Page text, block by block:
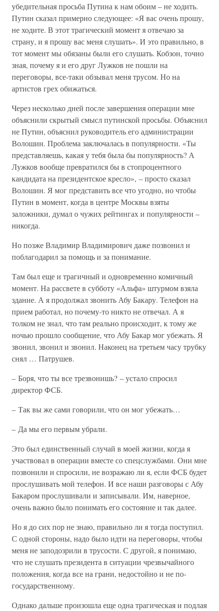
убедительная просьба Путина к нам обоим – не ходить.
Путин сказал примерно следующее: «Я вас очень прошу,
не ходите. В этот трагический момент я отвечаю за
страну, и я прошу вас меня слушать». И это правильно, в
тот момент мы обязаны были его слушать. Кобзон, точно
зная, почему я и его друг Лужков не пошли на
переговоры, все-таки обзывал меня трусом. Но на
артистов грех обижаться.
Через несколько дней после завершения операции мне
объяснили скрытый смысл путинской просьбы. Объяснил
не Путин, объяснил руководитель его администрации
Волошин. Проблема заключалась в популярности. «Ты
представляешь, какая у тебя была бы популярность? А
Лужков вообще превратился бы в стопроцентного
кандидата на президентское кресло», – просто сказал
Волошин. Я мог представить все что угодно, но чтобы
Путин в момент, когда в центре Москвы взяты
заложники, думал о чужих рейтингах и популярности –
никогда.
Но позже Владимир Владимирович даже позвонил и
поблагодарил за помощь и за понимание.
Там был еще и трагичный и одновременно комичный
момент. На рассвете в субботу «Альфа» штурмом взяла
здание. А я продолжал звонить Абу Бакару. Телефон на
прием работал, но почему-то никто не отвечал. А я
толком не знал, что там реально происходит, к тому же
ночью прошло сообщение, что Абу Бакар мог убежать. Я
звонил, звонил и звонил. Наконец на третьем часу трубку
снял … Патрушев.
– Боря, что ты все трезвонишь? – устало спросил
директор ФСБ.
– Так вы же сами говорили, что он мог убежать…
– Да мы его первым убрали.
Это был единственный случай в моей жизни, когда я
участвовал в операции вместе со спецслужбами. Они мне
позвонили и спросили, не возражаю ли я, если ФСБ будет
прослушивать мой телефон. И все наши разговоры с Абу
Бакаром прослушивали и записывали. Им, наверное,
очень важно было понимать его состояние и так далее.
Но я до сих пор не знаю, правильно ли я тогда поступил.
С одной стороны, надо было идти на переговоры, чтобы
меня не заподозрили в трусости. С другой, я понимаю,
что не слушать президента в ситуации чрезвычайного
положения, когда все на грани, недостойно и не по-
государственному.
Однако дальше произошла еще одна трагическая и подлая